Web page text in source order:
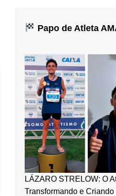
Papo de Atleta
LÁZARO STRELOW: O
Transformando e